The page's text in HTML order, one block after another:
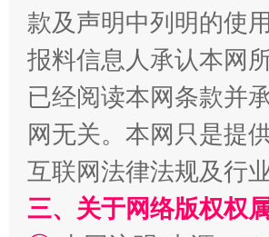
揭批美国五大"原罪"
款及声明中列明的使
报料信息人承认本网
已经阅读本网条款并
网无关。本网只是提
互联网法律法规及行
三、关于网络版权权